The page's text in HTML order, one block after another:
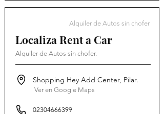
Alquiler de Autos sin chofer
Localiza Rent a Car
Alquiler de Autos sin chofer.
Shopping Hey Add Center, Pilar.
Ver en Google Maps
02304666399